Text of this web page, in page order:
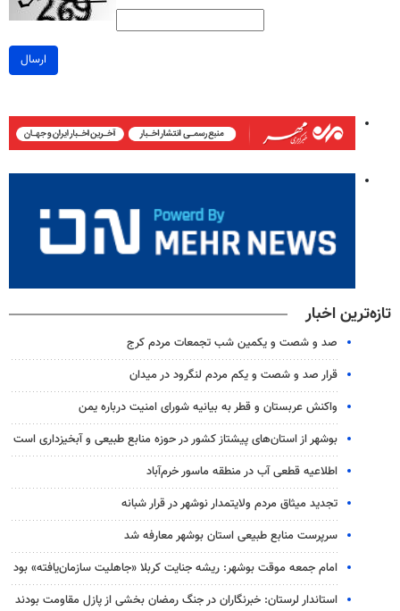
ارسال
تازه‌ترین اخبار
صد و شصت و یکمین شب تجمعات مردم کرج
قرار صد و شصت و یکم مردم لنگرود در میدان
واکنش عربستان و قطر به بیانیه شورای امنیت درباره یمن
بوشهر از استان‌های پیشتاز کشور در حوزه منابع طبیعی و آبخیزداری است
اطلاعیه قطعی آب در منطقه ماسور خرم‌آباد
تجدید میثاق مردم ولایتمدار نوشهر در قرار شبانه
سرپرست منابع طبیعی استان بوشهر معارفه شد
امام جمعه موقت بوشهر: ریشه جنایت کربلا «جاهلیت سازمان‌یافته» بود
استاندار لرستان: خبرنگاران در جنگ رمضان بخشی از پازل مقاومت بودند